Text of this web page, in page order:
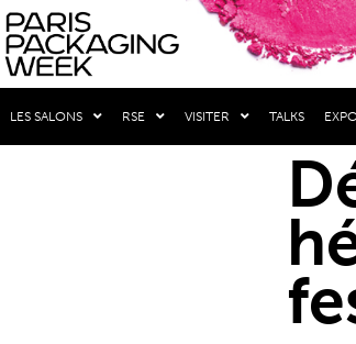
LES SALONS RSE VISITER TALKS